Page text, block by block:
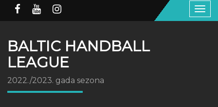
BALTIC HANDBALL
LEAGUE
2022./2023. gada sezona